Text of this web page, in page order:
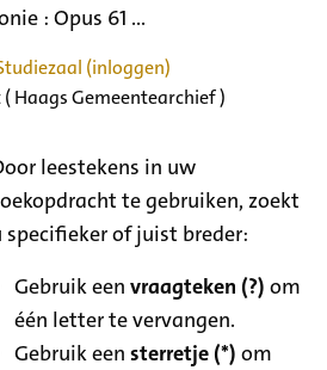
: Opus 61 ...
(inloggen)
Haags Gemeentearchief )
leestekens in uw
te gebruiken, zoekt
specifieker of juist breder:
Gebruik eenvraagteken (?) om
één letter te vervangen.
Gebruik eensterretje (*) om